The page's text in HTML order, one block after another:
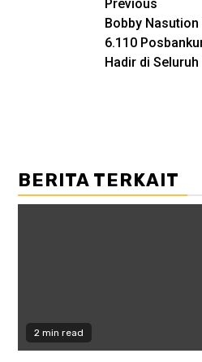
Post
Previous
Bobby
6.110
Hadir di
BERITA TERKAIT
2 min read